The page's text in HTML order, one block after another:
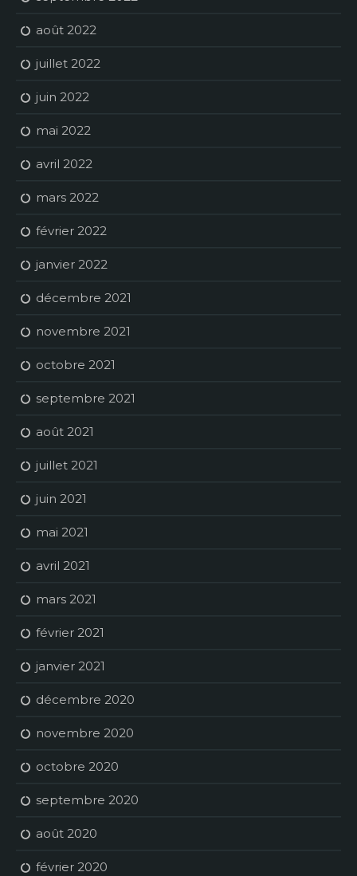
août 2022
juillet 2022
juin 2022
mai 2022
avril 2022
mars 2022
février 2022
janvier 2022
décembre 2021
novembre 2021
octobre 2021
septembre 2021
août 2021
juillet 2021
juin 2021
mai 2021
avril 2021
mars 2021
février 2021
janvier 2021
décembre 2020
novembre 2020
octobre 2020
septembre 2020
août 2020
février 2020